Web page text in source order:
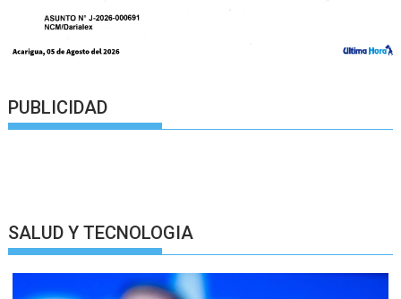
PUBLICIDAD
SALUD Y TECNOLOGIA